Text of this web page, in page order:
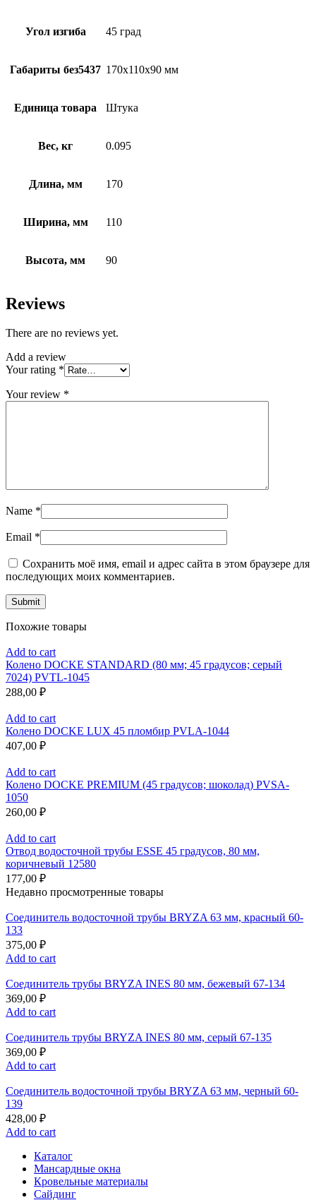
Угол изгиба 45 град
Габариты без5437 170x110x90 мм
Единица товара Штука
Вес, кг 0.095
Длина, мм 170
Ширина, мм 110
Высота, мм 90
Reviews
There are no reviews yet.
Add a review
Your rating *
Your review *
Name *
Email *
Сохранить моё имя, email и адрес сайта в этом браузере для
последующих моих комментариев.
Похожие товары
Add to cart
Колено DOCKE STANDARD (80 мм; 45 градусов; серый
7024) PVTL-1045
288,00 ₽
Add to cart
Колено DOCKE LUX 45 пломбир PVLA-1044
407,00 ₽
Add to cart
Колено DOCKE PREMIUM (45 градусов; шоколад) PVSA-
1050
260,00 ₽
Add to cart
Отвод водосточной трубы ESSE 45 градусов, 80 мм,
коричневый 12580
177,00 ₽
Недавно просмотренные товары
Соединитель водосточной трубы BRYZA 63 мм, краcный 60-
133
375,00 ₽
Add to cart
Соединитель трубы BRYZA INES 80 мм, бежевый 67-134
369,00 ₽
Add to cart
Соединитель трубы BRYZA INES 80 мм, серый 67-135
369,00 ₽
Add to cart
Соединитель водосточной трубы BRYZA 63 мм, черный 60-
139
428,00 ₽
Add to cart
Каталог
Мансардные окна
Кровельные материалы
Сайдинг